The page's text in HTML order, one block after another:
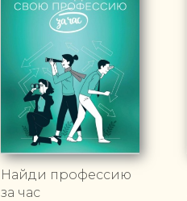
Найди профессию
за час